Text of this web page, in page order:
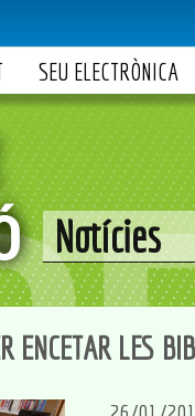
SEU ELECTRÒNICA
Notícies
ENCETAR LES